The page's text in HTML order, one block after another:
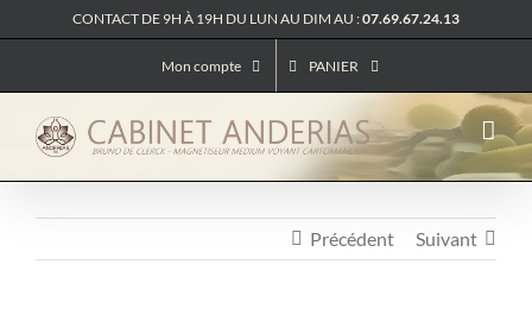
au
CONTACT DE 9H À 19H DU LUN AU DIM AU :07.69.67.24.13
Mon compte PANIER
Précédent Suivant